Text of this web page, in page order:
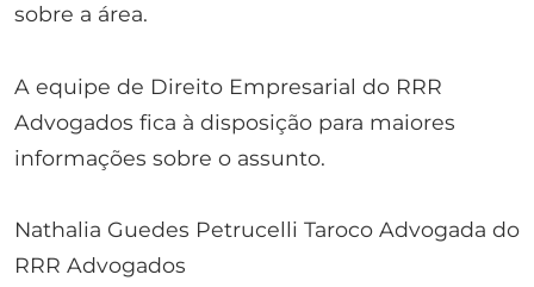
sobre a área.
A equipe de Direito Empresarial do RRR
Advogados fica à disposição para maiores
informações sobre o assunto.
Nathalia Guedes Petrucelli Taroco Advogada do
RRR Advogados